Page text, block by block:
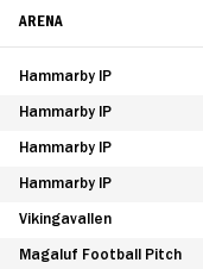
ARENA
Hammarby IP
Hammarby IP
Hammarby IP
Hammarby IP
Vikingavallen
Magaluf Football Pitch